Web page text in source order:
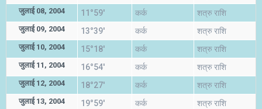
जुलाई 08, 2004 11°59' कर्क शत्रु राशि
जुलाई 09, 2004 13°39' कर्क शत्रु राशि
जुलाई 10, 2004 15°18' कर्क शत्रु राशि
जुलाई 11, 2004 16°54' कर्क शत्रु राशि
जुलाई 12, 2004 18°27' कर्क शत्रु राशि
जुलाई 13, 2004 19°59' कर्क शत्रु राशि